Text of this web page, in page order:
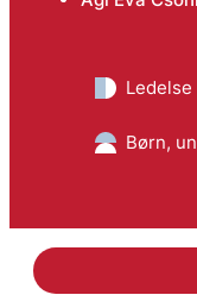
Børn,